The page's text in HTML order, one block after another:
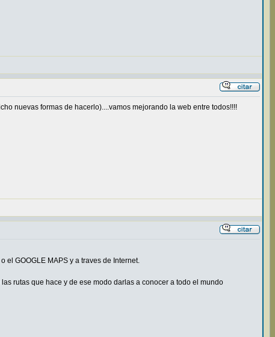
nuevas formas de hacerlo)....vamos mejorando la web entre todos!!!!
el GOOGLE MAPS y a traves de Internet.
rutas que hace y de ese modo darlas a conocer a todo el mundo